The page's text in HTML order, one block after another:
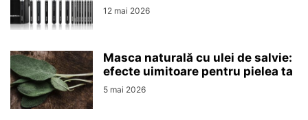
12 mai 2026
Masca naturală cu ulei de salvie:
efecte uimitoare pentru pielea ta
5 mai 2026